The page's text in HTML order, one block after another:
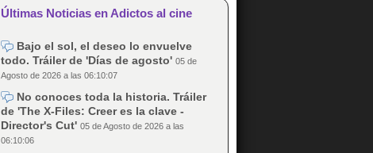
Últimas Noticias en Adictos al cine
Bajo el sol, el deseo lo envuelve
todo. Tráiler de 'Días de agosto' 05 de
Agosto de 2026 a las 06:10:07
No conoces toda la historia. Tráiler
de 'The X-Files: Creer es la clave -
Director's Cut' 05 de Agosto de 2026 a las
06:10:06